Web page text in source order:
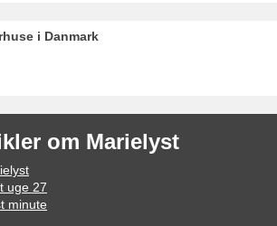
i Danmark
om Marielyst
uge 27
minute